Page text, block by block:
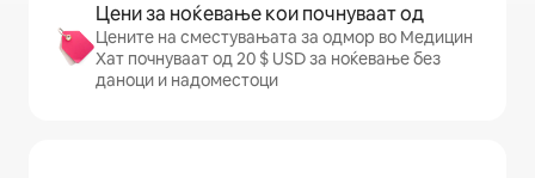
Цени за ноќевање кои почнуваат од
Цените на сместувањата за одмор во Медицин
Хат почнуваат од 20 $ USD за ноќевање без
даноци и надоместоци